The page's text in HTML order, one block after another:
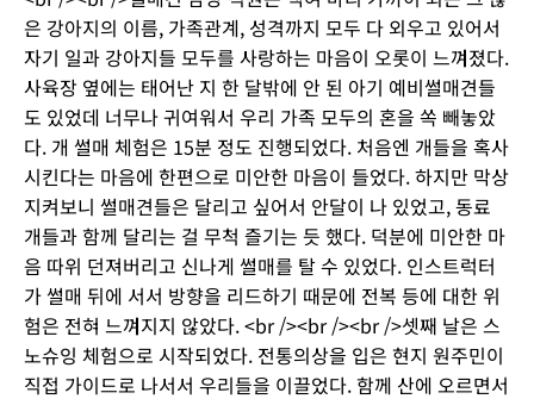
은 강아지의 이름, 가족관계, 성격까지 모두 다 외우고 있어서
자기 일과 강아지들 모두를 사랑하는 마음이 오롯이 느껴졌다.
사육장 옆에는 태어난 지 한 달밖에 안 된 아기 예비썰매견들
도 있었데 너무나 귀여워서 우리 가족 모두의 혼을 쏙 빼놓았
다. 개 썰매 체험은 15분 정도 진행되었다. 처음엔 개들을 혹사
시킨다는 마음에 한편으로 미안한 마음이 들었다. 하지만 막상
지켜보니 썰매견들은 달리고 싶어서 안달이 나 있었고, 동료
개들과 함께 달리는 걸 무척 즐기는 듯 했다. 덕분에 미안한 마
음 따위 던져버리고 신나게 썰매를 탈 수 있었다. 인스트럭터
가 썰매 뒤에 서서 방향을 리드하기 때문에 전복 등에 대한 위
험은 전혀 느껴지지 않았다. <br /><br /><br />셋째 날은 스
노슈잉 체험으로 시작되었다. 전통의상을 입은 현지 원주민이
직접 가이드로 나서서 우리들을 이끌었다. 함께 산에 오르면서